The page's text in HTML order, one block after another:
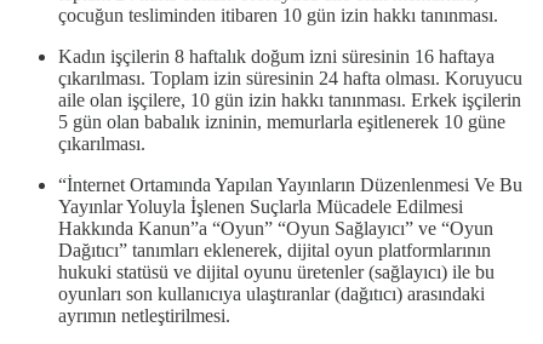
çocuğun tesliminden itibaren 10 gün izin hakkı tanınması.
Kadın işçilerin 8 haftalık doğum izni süresinin 16 haftaya
çıkarılması. Toplam izin süresinin 24 hafta olması. Koruyucu
aile olan işçilere, 10 gün izin hakkı tanınması. Erkek işçilerin
5 gün olan babalık izninin, memurlarla eşitlenerek 10 güne
çıkarılması.
“İnternet Ortamında Yapılan Yayınların Düzenlenmesi Ve Bu
Yayınlar Yoluyla İşlenen Suçlarla Mücadele Edilmesi
Hakkında Kanun”a “Oyun” “Oyun Sağlayıcı” ve “Oyun
Dağıtıcı” tanımları eklenerek, dijital oyun platformlarının
hukuki statüsü ve dijital oyunu üretenler (sağlayıcı) ile bu
oyunları son kullanıcıya ulaştıranlar (dağıtıcı) arasındaki
ayrımın netleştirilmesi.